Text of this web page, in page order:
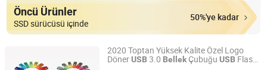
Öncü Ürünler
SSD sürücüsü içinde
50%'ye kadar
2020 Toptan Yüksek Kalite Özel Logo
DönerUSB3.0 BellekÇubuğu USB Flash
Goodpower Electronic Co., Ltd.